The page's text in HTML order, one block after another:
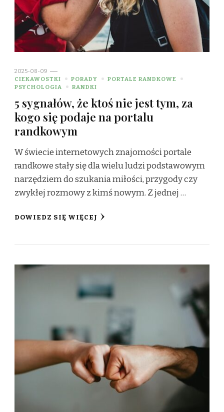
2025-08-09
CIEKAWOSTKI
PORADY
PORTALE RANDKOWE
PSYCHOLOGIA
RANDKI
5 sygnałów, że ktoś nie jest tym, za
kogo się podaje na portalu
randkowym
W świecie internetowych znajomości portale
randkowe stały się dla wielu ludzi podstawowym
narzędziem do szukania miłości, przygody czy
zwykłej rozmowy z kimś nowym. Z jednej …
DOWIEDZ SIĘ WIĘCEJ